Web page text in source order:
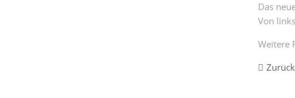
Das
Von
Weitere
Zurück